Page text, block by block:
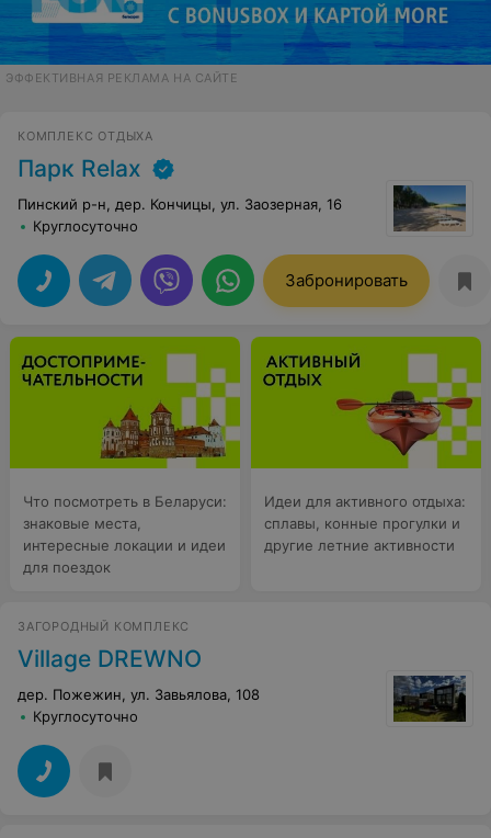
ЭФФЕКТИВНАЯ РЕКЛАМА НА САЙТЕ
КОМПЛЕКС ОТДЫХА
Парк Relax
Пинский р-н, дер. Кончицы, ул. Заозерная, 16
Круглосуточно
Забронировать
Что посмотреть в Беларуси:
знаковые места,
интересные локации и идеи
для поездок
Идеи для активного отдыха:
сплавы, конные прогулки и
другие летние активности
ЗАГОРОДНЫЙ КОМПЛЕКС
Village DREWNO
дер. Пожежин, ул. Завьялова, 108
Круглосуточно